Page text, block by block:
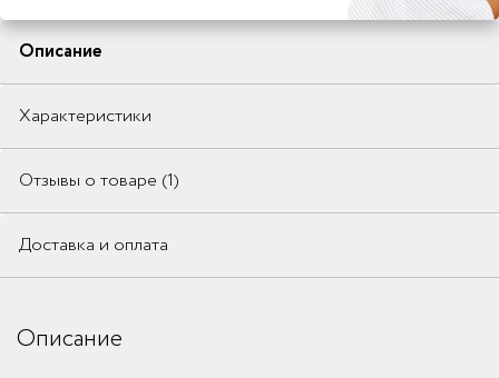
Описание
Характеристики
Отзывы о товаре (1)
Доставка и оплата
Описание